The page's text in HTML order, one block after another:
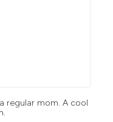
regular mom. A cool